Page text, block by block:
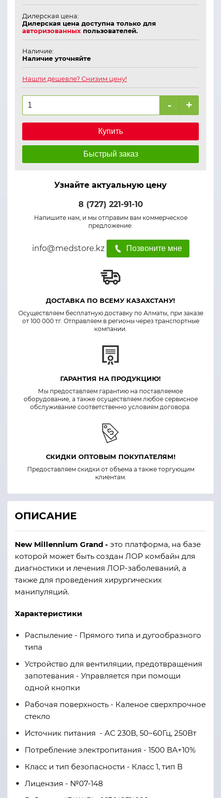
Дилерская цена:
Дилерская цена доступна только для
авторизованных пользователей.
Наличие:
Наличие уточняйте
Нашли дешевле? Снизим цену!
- +
Купить
Быстрый заказ
Узнайте актуальную цену
8 (727) 221-91-10
Напишите нам, и мы отправим вам коммерческое
предложение:
info@medstore.kz Позвоните мне
ДОСТАВКА ПО ВСЕМУ КАЗАХСТАНУ!
Осуществляем бесплатную доставку по Алматы, при заказе
от 100 000 тг. Отправляем в регионы через транспортные
компании.
ГАРАНТИЯ НА ПРОДУКЦИЮ!
Мы предоставляем гарантию на поставляемое
оборудование, а также осуществляем любое сервисное
обслуживание соответственно условиям договора.
СКИДКИ ОПТОВЫМ ПОКУПАТЕЛЯМ!
Предоставляем скидки от объема а также торгующим
клиентам.
ОПИСАНИЕ
New Millennium Grand - это платформа, на базе
которой может быть создан ЛОР комбайн для
диагностики и лечения ЛОР-заболеваний, а
также для проведения хирургических
манипуляций.
Характеристики
Распыление - Прямого типа и дугообразного
типа
Устройство для вентиляции, предотвращения
запотевания - Управляется при помощи
одной кнопки
Рабочая поверхность - Каленое сверхпрочное
стекло
Источник питания - AC 230В, 50~60Гц, 250Вт
Потребление электропитания - 1500 ВА+10%
Класс и тип безопасности - Класс 1, тип В
Лицензия - №07-148